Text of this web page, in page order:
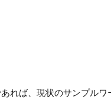
れば、現状のサンプル